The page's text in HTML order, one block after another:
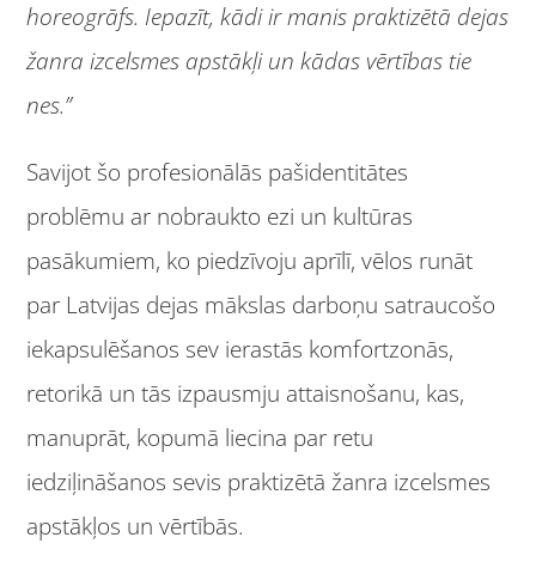
horeogrāfs. Iepazīt, kādi ir manis praktizētā dejas
žanra izcelsmes apstākļi un kādas vērtības tie
nes.”
Savijot šo profesionālās pašidentitātes
problēmu ar nobraukto ezi un kultūras
pasākumiem, ko piedzīvoju aprīlī, vēlos runāt
par Latvijas dejas mākslas darboņu satraucošo
iekapsulēšanos sev ierastās komfortzonās,
retorikā un tās izpausmju attaisnošanu, kas,
manuprāt, kopumā liecina par retu
iedziļināšanos sevis praktizētā žanra izcelsmes
apstākļos un vērtībās.